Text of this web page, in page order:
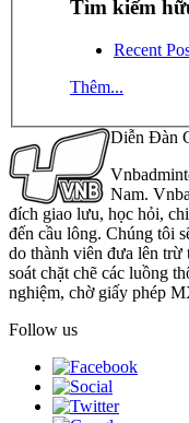
Tìm kiếm
Recent
Thêm...
Diễn Đàn
Nam.
đích giao lưu, học hỏi,
đến cầu lông. Chúng tôi
do thành viên đưa lên
soát chặt chẽ các luồng
nghiệm, chờ giấy phép
Follow us